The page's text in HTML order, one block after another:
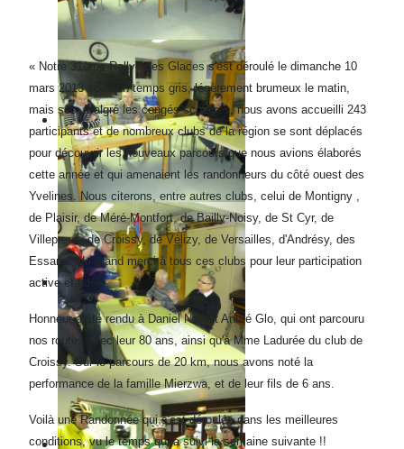
« Notre 31ème Rallye des Glaces s'est déroulé le dimanche 10
mars 2013 sous un temps gris, légèrement brumeux le matin,
mais sec. Malgré les congés scolaires, nous avons accueilli 243
participants et de nombreux clubs de la région se sont déplacés
pour découvrir les nouveaux parcours que nous avions élaborés
cette année et qui amenaient les randonneurs du côté ouest des
Yvelines. Nous citerons, entre autres clubs, celui de Montigny ,
de Plaisir, de Méré-Montfort, de Bailly-Noisy, de St Cyr, de
Villepreux, de Croissy, de Vélizy, de Versailles, d'Andrésy, des
Essarts. Un grand merci à tous ces clubs pour leur participation
active et fidèle.
Honneur a été rendu à Daniel Nay et André Glo, qui ont parcouru
nos routes avec leur 80 ans, ainsi qu'à Mme Ladurée du club de
Croissy. Sur le parcours de 20 km, nous avons noté la
performance de la famille Mierzwa, et de leur fils de 6 ans.
Voilà une Randonnée qui s'est déroulée dans les meilleures
conditions, vu le temps qui a suivi la semaine suivante !!